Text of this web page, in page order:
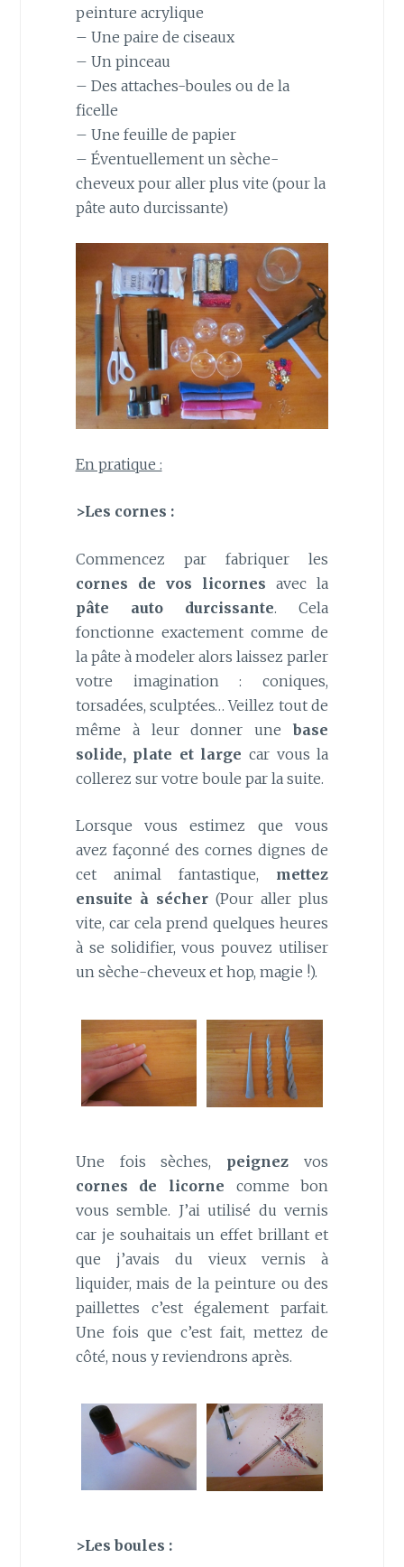
peinture acrylique
– Une paire de ciseaux
– Un pinceau
– Des attaches-boules ou de la
ficelle
– Une feuille de papier
– Éventuellement un sèche-
cheveux pour aller plus vite (pour la
pâte auto durcissante)
En pratique :
>Les cornes :
Commencez par fabriquer les
cornes de vos licornes avec la
pâte auto durcissante. Cela
fonctionne exactement comme de
la pâte à modeler alors laissez parler
votre imagination : coniques,
torsadées, sculptées… Veillez tout de
même à leur donner unebase
solide, plate et large car vous la
collerez sur votre boule par la suite.
Lorsque vous estimez que vous
avez façonné des cornes dignes de
cet animal fantastique, mettez
ensuite à sécher(Pour aller plus
vite, car cela prend quelques heures
à se solidifier, vous pouvez utiliser
un sèche-cheveux et hop, magie !).
Une fois sèches, peignez vos
cornes de licorne comme bon
vous semble. J’ai utilisé du vernis
car je souhaitais un effet brillant et
que j’avais du vieux vernis à
liquider, mais de la peinture ou des
paillettes c’est également parfait.
Une fois que c’est fait, mettez de
côté, nous y reviendrons après.
>Les boules :